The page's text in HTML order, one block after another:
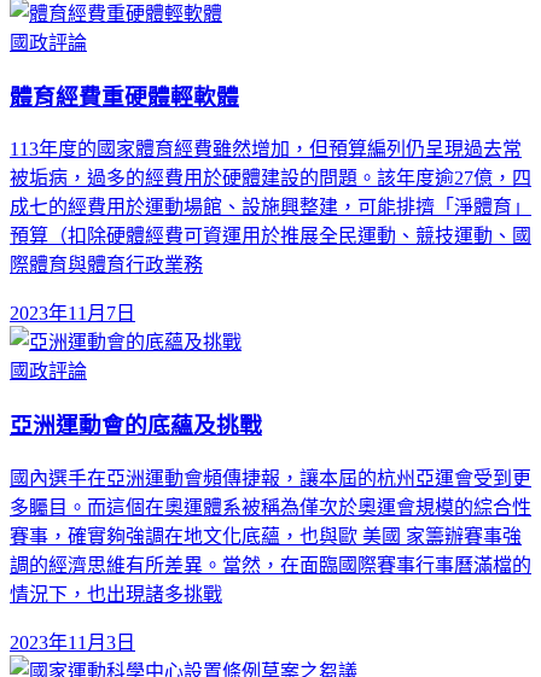
國政評論
體育經費重硬體輕軟體
113年度的國家體育經費雖然增加，但預算編列仍呈現過去常
被垢病，過多的經費用於硬體建設的問題。該年度逾27億，四
成七的經費用於運動場館、設施興整建，可能排擠「淨體育」
預算（扣除硬體經費可資運用於推展全民運動、競技運動、國
際體育與體育行政業務
2023年11月7日
國政評論
亞洲運動會的底蘊及挑戰
國內選手在亞洲運動會頻傳捷報，讓本屆的杭州亞運會受到更
多矚目。而這個在奧運體系被稱為僅次於奧運會規模的綜合性
賽事，確實夠強調在地文化底蘊，也與歐 美國 家籌辦賽事強
調的經濟思維有所差異。當然，在面臨國際賽事行事曆滿檔的
情況下，也出現諸多挑戰
2023年11月3日